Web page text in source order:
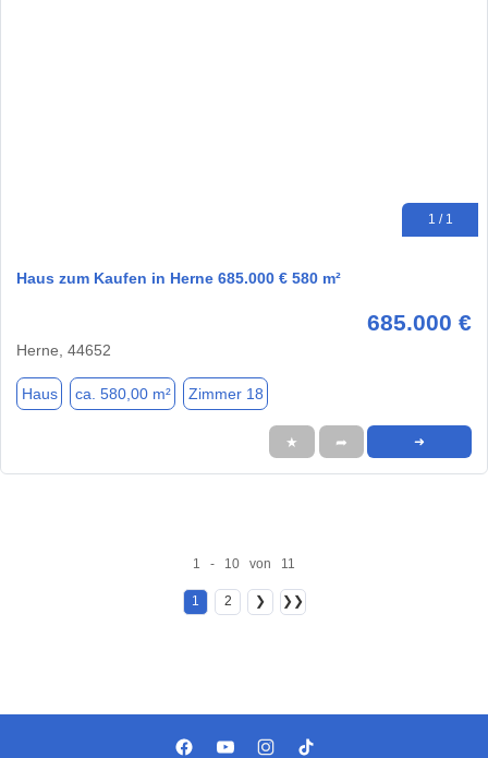
1 / 1
Haus zum Kaufen in Herne 685.000 € 580 m²
685.000 €
Herne, 44652
Haus ca. 580,00 m² Zimmer 18
★ ➦ ➜
1 - 10 von 11
1 2 ❯ ❯❯